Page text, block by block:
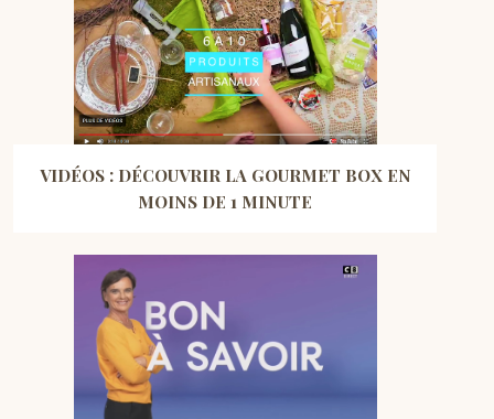
VIDÉOS : DÉCOUVRIR LA GOURMET BOX EN
MOINS DE 1 MINUTE